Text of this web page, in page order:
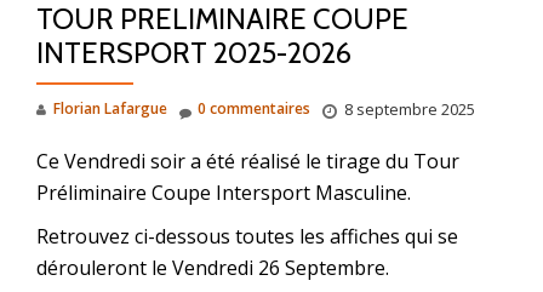
TOUR PRELIMINAIRE COUPE
INTERSPORT 2025-2026
Florian Lafargue 8 septembre 2025
0 commentaires
Ce Vendredi soir a été réalisé le tirage du Tour
Préliminaire Coupe Intersport Masculine.
Retrouvez ci-dessous toutes les affiches qui se
dérouleront le Vendredi 26 Septembre.